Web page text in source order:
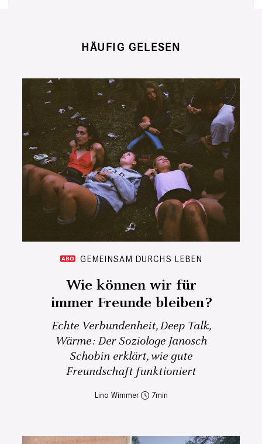
HÄUFIG GELESEN
GEMEINSAM DURCHS LEBEN
Wie können wir für
immer Freunde bleiben?
Echte Verbundenheit, Deep Talk,
Wärme: Der Soziologe Janosch
Schobin erklärt, wie gute
Freundschaft funktioniert
Lino Wimmer 7